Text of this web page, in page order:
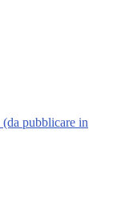
pubblicare in